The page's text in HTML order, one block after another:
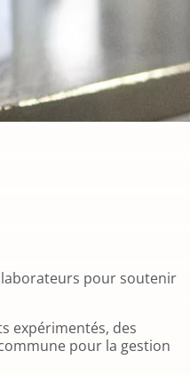
pour soutenir
expérimentés, des
pour la gestion